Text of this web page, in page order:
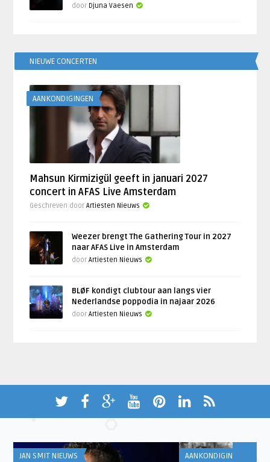
door Djuna Vaesen
NIEUWE CONCERTEN
AANKONDIGINGEN
Mahsun Kirmizigül geeft in januari 2027
concert in AFAS Live Amsterdam
Geschreven doorArtiesten Nieuws
Weezer brengt The Gathering Tour in 2027
naar AFAS Live in Amsterdam
doorArtiesten Nieuws
BLØF kondigt clubtour aan langs vier
Nederlandse poppodia in najaar 2026
doorArtiesten Nieuws
JAN SMIT NIEUWS AANKONDIGINGEN